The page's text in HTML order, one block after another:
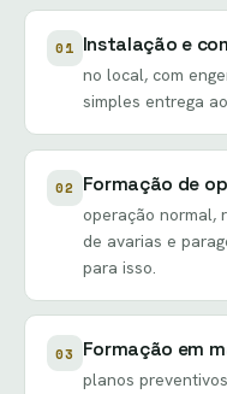
01 Instalação e
no local, com
simples entrega
02 Formação de
operação normal,
de avarias e
para isso.
03 Formação em
planos